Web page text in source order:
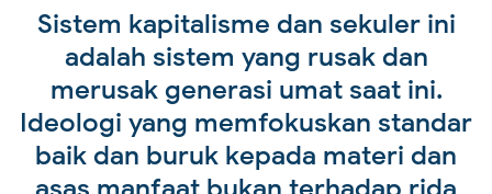
Sistem kapitalisme dan sekuler ini
adalah sistem yang rusak dan
merusak generasi umat saat ini.
Ideologi yang memfokuskan standar
baik dan buruk kepada materi dan